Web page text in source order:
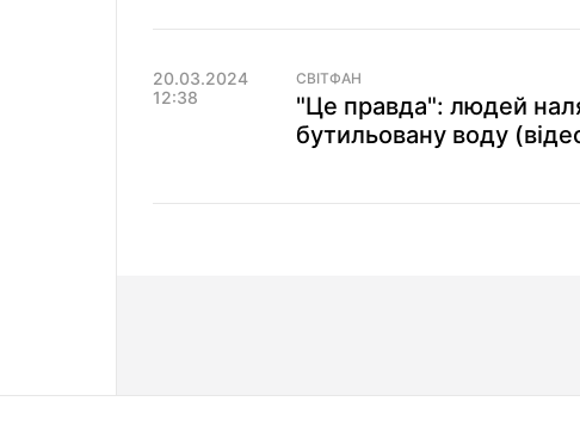
20.03.2024
12:38
СВІТФАН
"Це правда": людей
бутильовану воду